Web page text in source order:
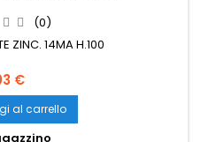
(0)
ZINC. 14MA H.100
€
al carrello